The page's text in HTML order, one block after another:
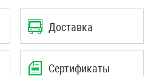
Доставка
Сертификаты